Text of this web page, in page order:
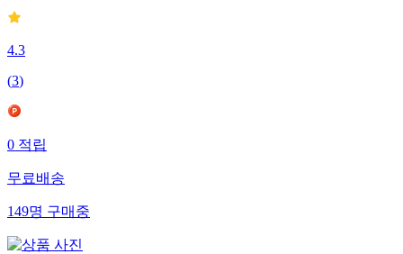
4.3
(3)
0 적립
무료배송
149명 구매중